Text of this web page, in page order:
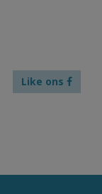
Like ons